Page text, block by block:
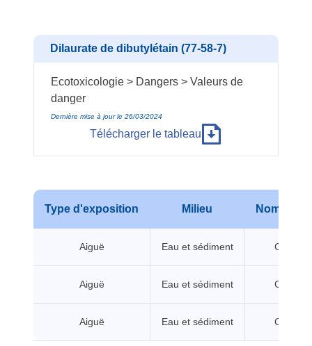
Dilaurate de dibutylétain (77-58-7)
Ecotoxicologie > Dangers > Valeurs de
danger
Dernière mise à jour le 26/03/2024
Télécharger le tableau
Type d'exposition Milieu Nom de
Aiguë Eau et sédiment CL/
Aiguë Eau et sédiment CL/
Aiguë Eau et sédiment CL/